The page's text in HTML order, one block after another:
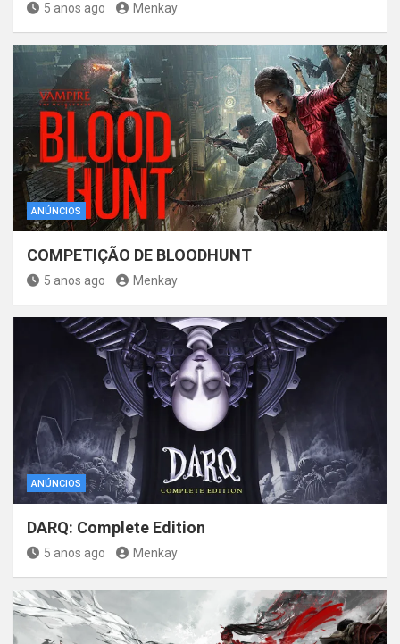
5 anos ago Menkay
ANÚNCIOS
COMPETIÇÃO DE BLOODHUNT
5 anos ago Menkay
ANÚNCIOS
DARQ: Complete Edition
5 anos ago Menkay